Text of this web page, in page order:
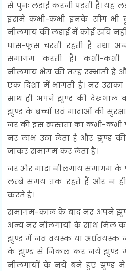
से पुनः लड़ाई करनी पड़ती है। यह
इसमें कभी-कभी इनके सींग भी
नीलगाय की लड़ाई में कोई रुचि
घास-फूस चरती रहती है तथा
समागम करती है। कभी-कभी
नीलगाय भैंस की तरह रम्भाती
एक दिशा में भागती है। नर
साथ ही अपने झुण्ड की देखभाल
झुण्ड के बच्चों एवं मादाओं की
नर की इस व्यस्तता का कभी-कभी
नर लाभ उठा लेता है और झुण्ड
जाकर समागम कर लेता है।
नर और मादा नीलगाय समागम के
लम्बे समय तक रहते हैं और न ही
करते हैं।
समागम-काल के बाद नर अपने
अन्य नर नीलगायों के साथ मिल
झुण्ड में नव वयस्क या अर्धवयस्क
के झुण्ड से निकल कर नये झुण्ड
नीलगायों के नये बने हुए झुण्ड